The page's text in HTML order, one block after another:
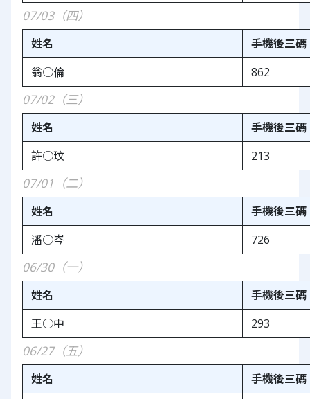
07/03（四）
姓名
手機後三碼
翁○倫
862
07/02（三）
姓名
手機後三碼
許○玟
213
07/01（二）
姓名
手機後三碼
潘○岑
726
06/30（一）
姓名
手機後三碼
王○中
293
06/27（五）
姓名
手機後三碼